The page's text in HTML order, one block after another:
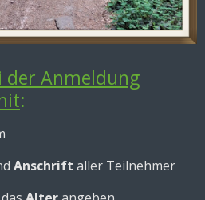
der Anmeldung
:
Anschrift aller Teilnehmer